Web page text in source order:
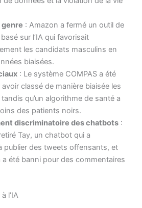
genre : Amazon a fermé un outil de
sur l’IA qui favorisait
les candidats masculins en
biaisées.
: Le système COMPAS a été
classé de manière biaisée les
qu’un algorithme de santé a
des patients noirs.
discriminatoire des chatbots :
Tay, un chatbot qui a
publier des tweets offensants, et
a été banni pour des commentaires
l’IA